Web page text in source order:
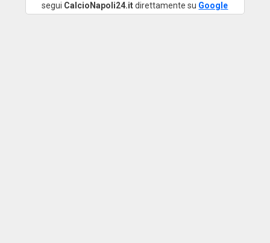
segui CalcioNapoli24.itdirettamente su Google